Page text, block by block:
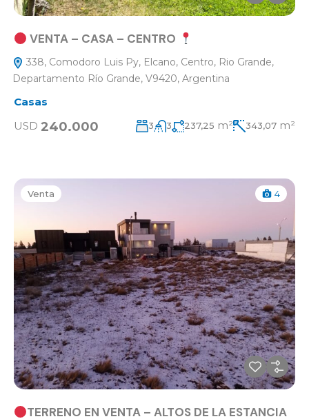
VENTA – CASA – CENTRO
338, Comodoro Luis Py, Elcano, Centro, Rio Grande,
Departamento Río Grande, V9420, Argentina
Casas
USD 240.000 3 3 237,25 m² 343,07 m²
Venta 4
TERRENO EN VENTA – ALTOS DE LA ESTANCIA